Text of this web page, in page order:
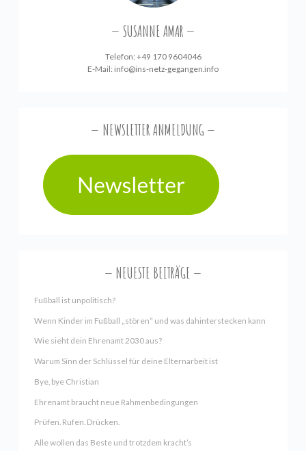
SUSANNE AMAR
Telefon: +49 170 9604046
E-Mail: info@ins-netz-gegangen.info
NEWSLETTER ANMELDUNG
NEUESTE BEITRÄGE
Fußball ist unpolitisch?
Wenn Kinder im Fußball „stören“ und was dahinterstecken kann
Wie sieht dein Ehrenamt 2030 aus?
Warum Sinn der Schlüssel für deine Elternarbeit ist
Bye, bye Christian
Ehrenamt braucht neue Rahmenbedingungen
Prüfen. Rufen. Drücken.
Alle wollen das Beste und trotzdem kracht’s